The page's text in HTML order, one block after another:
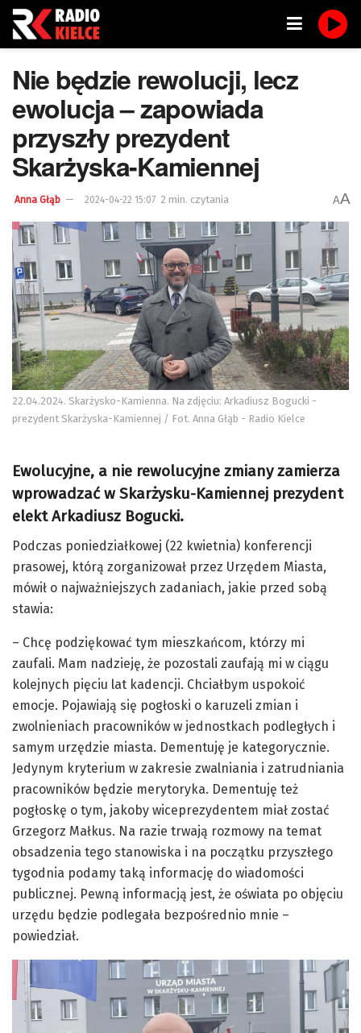
Nie będzie rewolucji, lecz
ewolucja – zapowiada
przyszły prezydent
Skarżyska-Kamiennej
Anna Głąb 2024-04-22 15:07 2 min. czytania AA
22.04.2024. Skarżysko-Kamienna. Na zdjęciu: Arkadiusz Bogucki -
prezydent Skarżyska-Kamiennej / Fot. Anna Głąb - Radio Kielce
Ewolucyjne, a nie rewolucyjne zmiany zamierza
wprowadzać w Skarżysku-Kamiennej prezydent
elekt Arkadiusz Bogucki.
Podczas poniedziałkowej (22 kwietnia) konferencji
prasowej, którą zorganizował przez Urzędem Miasta,
mówił o najważniejszych zadaniach, jakie przed sobą
stawia:
– Chcę podziękować tym mieszkańcom, którzy mi
zaufali. Mam nadzieję, że pozostali zaufają mi w ciągu
kolejnych pięciu lat kadencji. Chciałbym uspokoić
emocje. Pojawiają się pogłoski o karuzeli zmian i
zwolnieniach pracowników w jednostkach podległych i
samym urzędzie miasta. Dementuję je kategorycznie.
Jedynym kryterium w zakresie zwalniania i zatrudniania
pracowników będzie merytoryka. Dementuję też
pogłoskę o tym, jakoby wiceprezydentem miał zostać
Grzegorz Małkus. Na razie trwają rozmowy na temat
obsadzenia tego stanowiska i na początku przyszłego
tygodnia podamy taką informację do wiadomości
publicznej. Pewną informacją jest, że oświata po objęciu
urzędu będzie podlegała bezpośrednio mnie –
powiedział.